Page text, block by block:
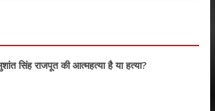
सिंह राजपूत की आत्महत्या है या हत्या?